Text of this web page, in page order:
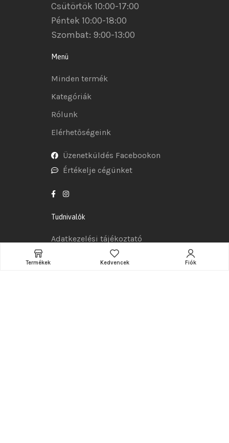
Csütörtök 10:00-17:00
Péntek 10:00-18:00
Szombat: 9:00-13:00
Menü
Minden termék
Kategóriák
Rólunk
Elérhetőségeink
Üzenetküldés Facebookon
Értékelje cégünket
Tudnivalók
Adatkezelési tájékoztató
Általános szerződési feltételek
Termékek Kedvencek Fiók